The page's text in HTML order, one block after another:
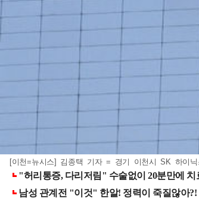
[이천=뉴시스] 김종택 기자 = 경기 이천시 SK 하이